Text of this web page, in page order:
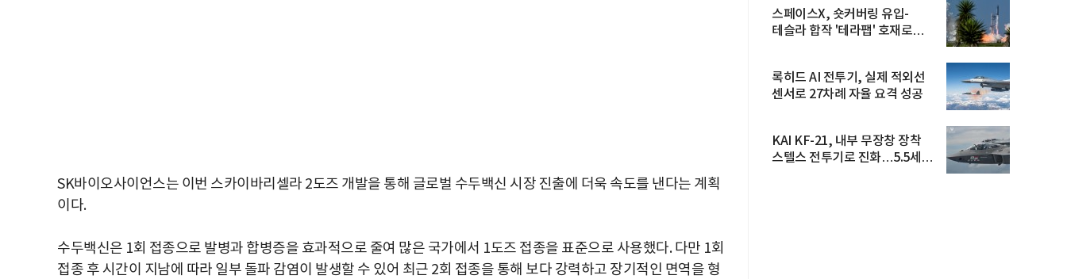
SK바이오사이언스는 이번 스카이바리셀라 2도즈 개발을 통해 글로벌 수두백신 시장 진출에 더욱 속도를 낸다는 계획
이다.
수두백신은 1회 접종으로 발병과 합병증을 효과적으로 줄여 많은 국가에서 1도즈 접종을 표준으로 사용했다. 다만 1회
접종 후 시간이 지남에 따라 일부 돌파 감염이 발생할 수 있어 최근 2회 접종을 통해 보다 강력하고 장기적인 면역을 형
스페이스X, 숏커버링 유입-
테슬라 합작 '테라팹' 호재로
록히드 AI 전투기, 실제 적외선
센서로 27차례 자율 요격 성공
KAI KF-21, 내부 무장창 장착
스텔스 전투기로 진화…5.5세대